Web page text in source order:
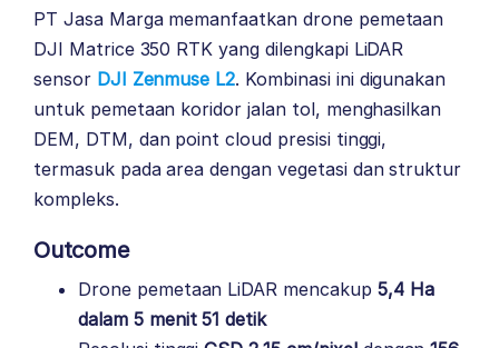
PT Jasa Marga memanfaatkan drone pemetaan
DJI Matrice 350 RTK yang dilengkapi LiDAR
sensor DJI Zenmuse L2. Kombinasi ini digunakan
untuk pemetaan koridor jalan tol, menghasilkan
DEM, DTM, dan point cloud presisi tinggi,
termasuk pada area dengan vegetasi dan struktur
kompleks.
Outcome
Drone pemetaan LiDAR mencakup 5,4 Ha
dalam 5 menit 51 detik